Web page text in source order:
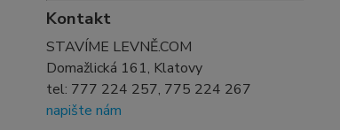
Kontakt
STAVÍME LEVNĚ.COM
Domažlická 161, Klatovy
tel: 777 224 257, 775 224 267
napište nám